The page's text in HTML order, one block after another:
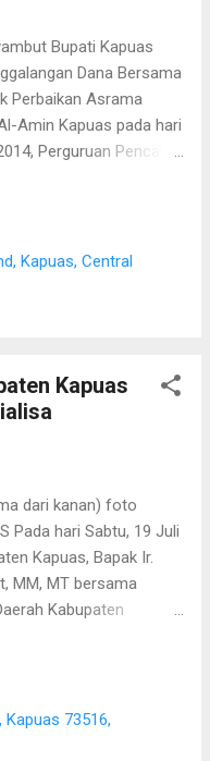
Bupati Kapuas
Dana Bersama
Perbaikan Asrama
Amin Kapuas pada hari
Perguruan Pencak
Pekan Olahraga
2014 di Palangka
Kapuas, Central
Kapuas
dari kanan) foto
Pada hari Sabtu, 19 Juli
Kapuas, Bapak Ir.
MM, MT bersama
Kabupaten
kunjungan tersebut
rasa bangganya
Kapuas 73516,